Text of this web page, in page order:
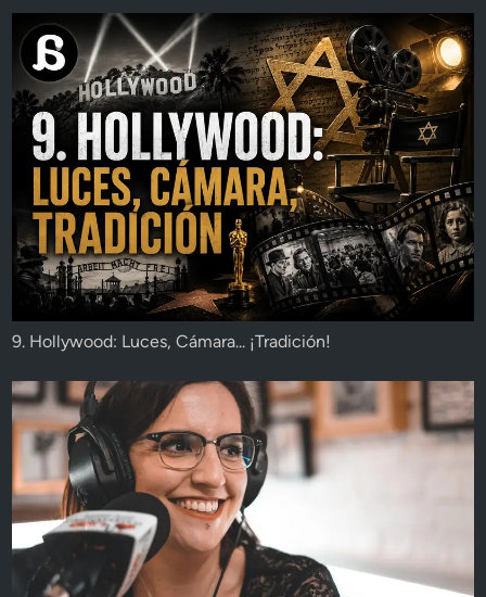
9. Hollywood: Luces, Cámara... ¡Tradición!